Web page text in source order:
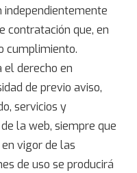
independientemente
contratación que, en
cumplimiento.
el derecho en
de previo aviso,
servicios y
la web, siempre que
vigor de las
de uso se producirá